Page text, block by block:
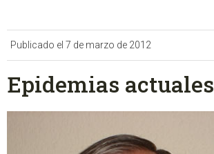
Publicado el 7 de marzo de 2012
Epidemias actuales